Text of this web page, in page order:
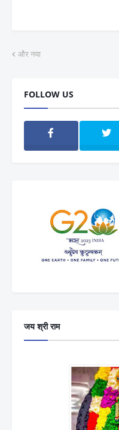
और नया
FOLLOW US
जय श्री राम